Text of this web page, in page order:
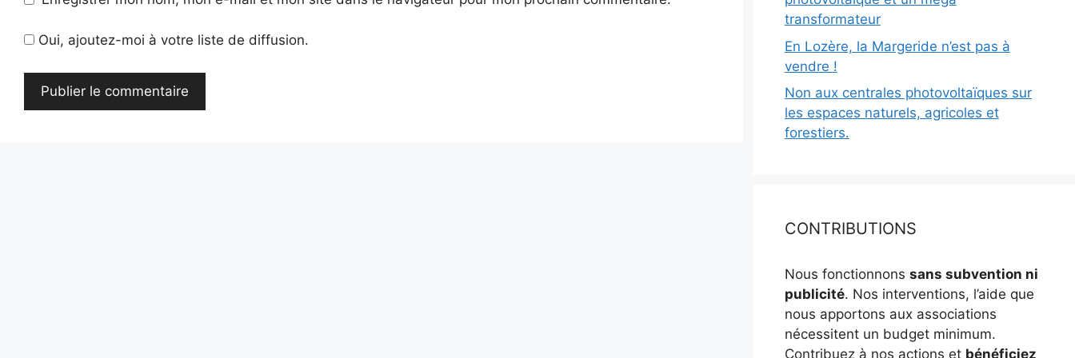
Oui, ajoutez-moi à votre liste de diffusion.
transformateur
En Lozère, la Margeride n’est pas à
vendre !
Non aux centrales photovoltaïques sur
les espaces naturels, agricoles et
forestiers.
CONTRIBUTIONS
Nous fonctionnons sans subvention ni
publicité. Nos interventions, l’aide que
nous apportons aux associations
nécessitent un budget minimum.
Contribuez à nos actions et bénéficiez